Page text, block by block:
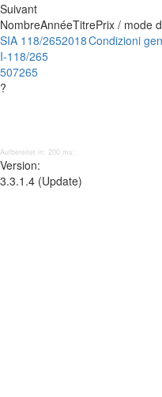
Suivant
NombreAnnéeTitrePrix / mode
SIA 118/265
I-118/265
507265
?
2018Condizioni
Aufbereitet in: 200 ms;
Version:
3.3.1.4 (Update)